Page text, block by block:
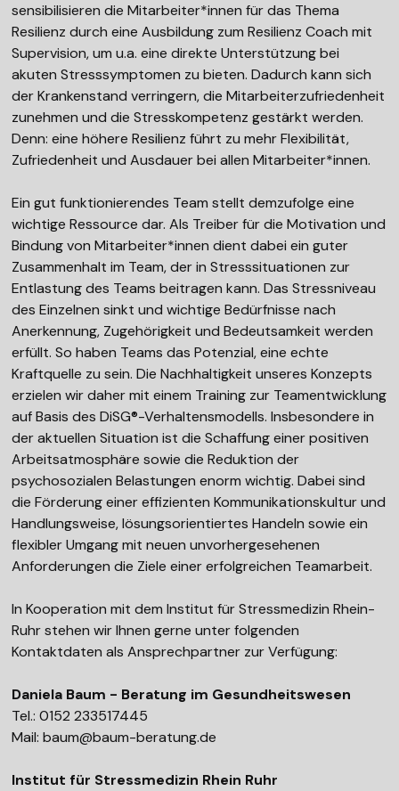
sensibilisieren die Mitarbeiter*innen für das Thema
Resilienz durch eine Ausbildung zum Resilienz Coach mit
Supervision, um u.a. eine direkte Unterstützung bei
akuten Stresssymptomen zu bieten. Dadurch kann sich
der Krankenstand verringern, die Mitarbeiterzufriedenheit
zunehmen und die Stresskompetenz gestärkt werden.
Denn: eine höhere Resilienz führt zu mehr Flexibilität,
Zufriedenheit und Ausdauer bei allen Mitarbeiter*innen.
Ein gut funktionierendes Team stellt demzufolge eine
wichtige Ressource dar. Als Treiber für die Motivation und
Bindung von Mitarbeiter*innen dient dabei ein guter
Zusammenhalt im Team, der in Stresssituationen zur
Entlastung des Teams beitragen kann. Das Stressniveau
des Einzelnen sinkt und wichtige Bedürfnisse nach
Anerkennung, Zugehörigkeit und Bedeutsamkeit werden
erfüllt. So haben Teams das Potenzial, eine echte
Kraftquelle zu sein. Die Nachhaltigkeit unseres Konzepts
erzielen wir daher mit einem Training zur Teamentwicklung
auf Basis des DiSG®-Verhaltensmodells. Insbesondere in
der aktuellen Situation ist die Schaffung einer positiven
Arbeitsatmosphäre sowie die Reduktion der
psychosozialen Belastungen enorm wichtig. Dabei sind
die Förderung einer effizienten Kommunikationskultur und
Handlungsweise, lösungsorientiertes Handeln sowie ein
flexibler Umgang mit neuen unvorhergesehenen
Anforderungen die Ziele einer erfolgreichen Teamarbeit.
In Kooperation mit dem Institut für Stressmedizin Rhein-
Ruhr stehen wir Ihnen gerne unter folgenden
Kontaktdaten als Ansprechpartner zur Verfügung:
Daniela Baum - Beratung im Gesundheitswesen
Tel.: 0152 233517445
Mail: baum@baum-beratung.de
Institut für Stressmedizin Rhein Ruhr